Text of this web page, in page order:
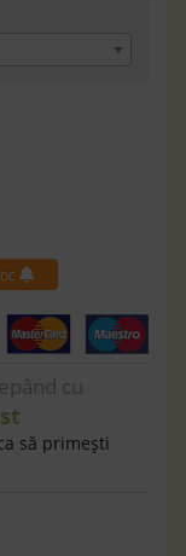
cu
să primeşti